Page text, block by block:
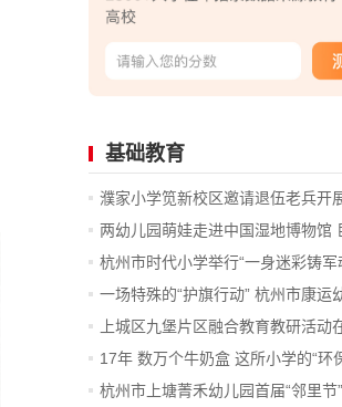
基础教育
濮家小学笕新校区邀请退伍老兵开
主...
两幼儿园萌娃走进中国湿地博物馆
杭州市时代小学举行“一身迷彩铸军
一场特殊的“护旗行动” 杭州市康运
上城区九堡片区融合教育教研活动
幼...
17年 数万个牛奶盒 这所小学的“环
杭州市上塘菁禾幼儿园首届“邻里节”